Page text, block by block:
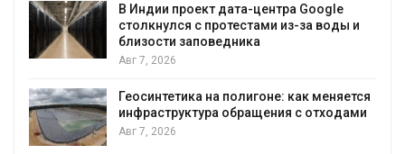
В Индии проект дата-центра Google
столкнулся с протестами из-за воды и
близости заповедника
Авг 7, 2026
Геосинтетика на полигоне: как меняется
инфраструктура обращения с отходами
Авг 7, 2026